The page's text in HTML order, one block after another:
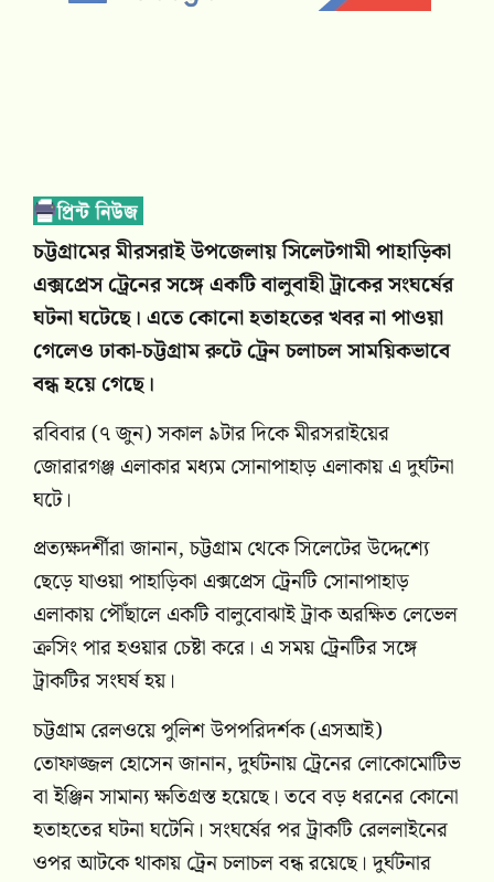
চট্টগ্রামের মীরসরাই উপজেলায় সিলেটগামী পাহাড়িকা
এক্সপ্রেস ট্রেনের সঙ্গে একটি বালুবাহী ট্রাকের সংঘর্ষের
ঘটনা ঘটেছে। এতে কোনো হতাহতের খবর না পাওয়া
গেলেও ঢাকা-চট্টগ্রাম রুটে ট্রেন চলাচল সাময়িকভাবে
বন্ধ হয়ে গেছে।
রবিবার (৭ জুন) সকাল ৯টার দিকে মীরসরাইয়ের
জোরারগঞ্জ এলাকার মধ্যম সোনাপাহাড় এলাকায় এ দুর্ঘটনা
ঘটে।
প্রত্যক্ষদর্শীরা জানান, চট্টগ্রাম থেকে সিলেটের উদ্দেশ্যে
ছেড়ে যাওয়া পাহাড়িকা এক্সপ্রেস ট্রেনটি সোনাপাহাড়
এলাকায় পৌঁছালে একটি বালুবোঝাই ট্রাক অরক্ষিত লেভেল
ক্রসিং পার হওয়ার চেষ্টা করে। এ সময় ট্রেনটির সঙ্গে
ট্রাকটির সংঘর্ষ হয়।
চট্টগ্রাম রেলওয়ে পুলিশ উপপরিদর্শক (এসআই)
তোফাজ্জল হোসেন জানান, দুর্ঘটনায় ট্রেনের লোকোমোটিভ
বা ইঞ্জিন সামান্য ক্ষতিগ্রস্ত হয়েছে। তবে বড় ধরনের কোনো
হতাহতের ঘটনা ঘটেনি। সংঘর্ষের পর ট্রাকটি রেললাইনের
ওপর আটকে থাকায় ট্রেন চলাচল বন্ধ রয়েছে। দুর্ঘটনার